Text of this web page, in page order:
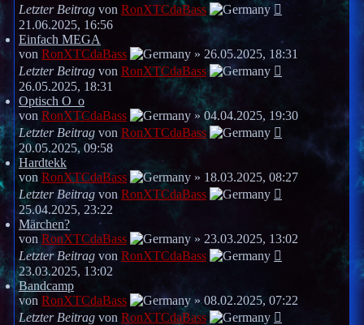
Letzter Beitrag von RonXTCdaBass
21.06.2025, 16:56
Einfach MEGA
von RonXTCdaBass » 26.05.2025, 18:31
Letzter Beitrag von RonXTCdaBass
26.05.2025, 18:31
Optisch O_o
von RonXTCdaBass » 04.04.2025, 19:30
Letzter Beitrag von RonXTCdaBass
20.05.2025, 09:58
Hardtekk
von RonXTCdaBass » 18.03.2025, 08:27
Letzter Beitrag vonRonXTCdaBass
25.04.2025, 23:22
Märchen?
von RonXTCdaBass » 23.03.2025, 13:02
Letzter Beitrag von RonXTCdaBass
23.03.2025, 13:02
Bandcamp
von RonXTCdaBass » 08.02.2025, 07:22
Letzter Beitrag von RonXTCdaBass